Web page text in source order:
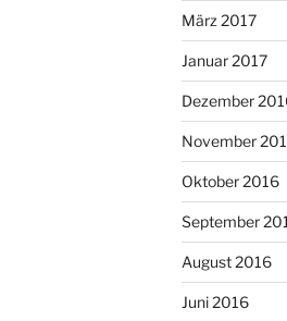
März 2017
Januar 2017
Dezember
November
Oktober 2016
September
August 2016
Juni 2016